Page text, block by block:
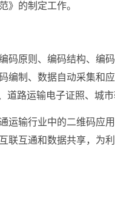
》的制定工作。
码原则、编码结构、编
编制、数据自动采集和
道路运输电子证照、城
运输行业中的二维码应
联互通和数据共享，为